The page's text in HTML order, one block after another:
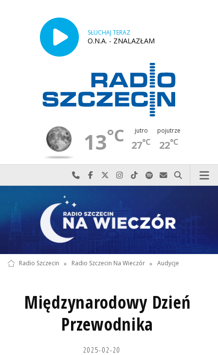
SŁUCHAJ TERAZ
O.N.A. - ZNALAZŁAM
13°C jutro
27°C
pojutrze
22°C
Najlepiej po prostu do nas zadzwoń
Odwiedź nas na Facebook-u
Odwiedź nas na X
Odwiedź nas na Instagram-ie
Odwiedź nas na TikTok-u
Szukaj nas na Spotify
Wyślij do nas
Szukaj
Radio Szczecin » Radio Szczecin Na Wieczór » Audycje
Międzynarodowy Dzień
Przewodnika
2025-02-20